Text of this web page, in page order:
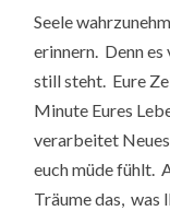
Seele
erinnern. Denn
still steht. Eure
Minute Eures
verarbeitet
euch müde fühlt.
Träume das, was